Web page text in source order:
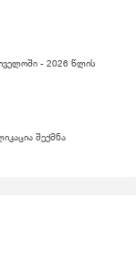
- 2026 წლის
შექმნა